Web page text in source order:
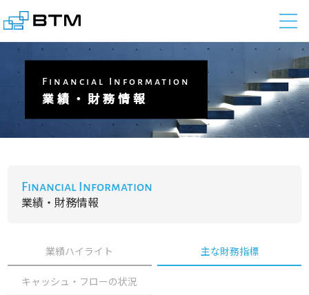
Financial Information
業績・財務情報
Financial Information
業績・財務情報
業績ハイライト 主な財務指標
キャッシュ・フローの状況